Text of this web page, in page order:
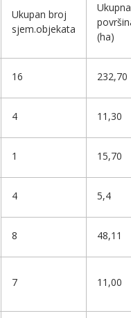
Ukupan broj
sjem.objekata
Ukupna
(ha)
16 232,70
4 11,30
1 15,70
4 5,4
8 48,11
7 11,00